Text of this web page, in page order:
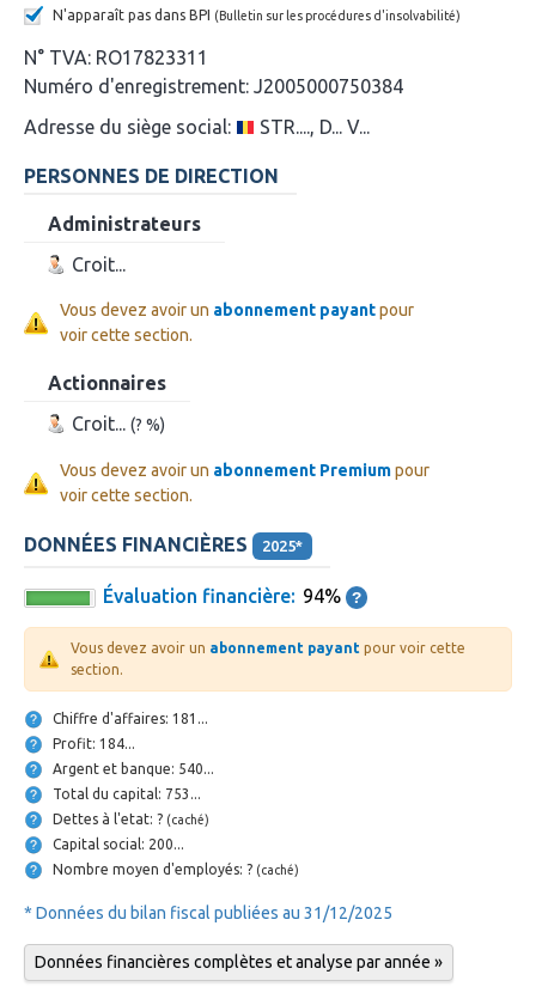
N'apparaît pas dans BPI (Bulletin sur les procédures d'insolvabilité)
N° TVA: RO17823311
Numéro d'enregistrement: J2005000750384
Adresse du siège social:
STR...., D... V...
PERSONNES DE DIRECTION
Administrateurs
Croit...
Vous devez avoir un abonnement payantpour
voir cette section.
Actionnaires
Croit... (? %)
Vous devez avoir un abonnement Premiumpour
voir cette section.
DONNÉES FINANCIÈRES 2025*
Évaluation financière: 94%
Vous devez avoir un abonnement payant pour voir cette
section.
Chiffre d'affaires: 181...
Profit: 184...
Argent et banque: 540...
Total du capital: 753...
Dettes à l'etat: ? (caché)
Capital social: 200...
Nombre moyen d'employés: ? (caché)
* Données du bilan fiscal publiées au 31/12/2025
Données financières complètes et analyse par année »